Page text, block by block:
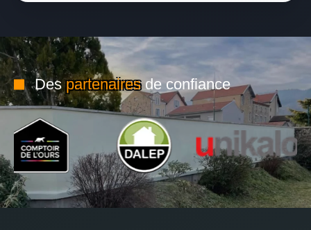
Despartenairesde confiance